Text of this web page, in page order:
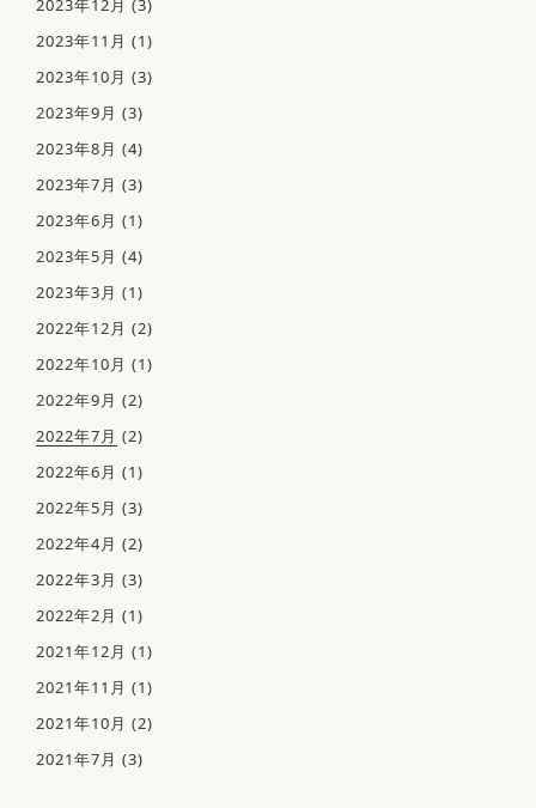
アクセス
2023年12月 (3)
2023年11月 (1)
2023年10月 (3)
2023年9月 (3)
2023年8月 (4)
2023年7月 (3)
2023年6月 (1)
2023年5月 (4)
2023年3月 (1)
2022年12月 (2)
2022年10月 (1)
2022年9月 (2)
2022年7月 (2)
2022年6月 (1)
2022年5月 (3)
2022年4月 (2)
2022年3月 (3)
2022年2月 (1)
2021年12月 (1)
2021年11月 (1)
2021年10月 (2)
2021年7月 (3)